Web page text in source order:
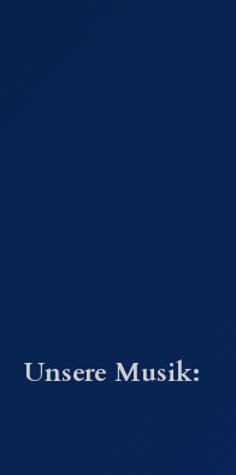
Unsere Musik: